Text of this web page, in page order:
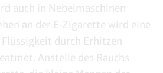
auch in Nebelmaschinen
an der E-Zigarette wird eine
Flüssigkeit durch Erhitzen
Anstelle des Rauchs